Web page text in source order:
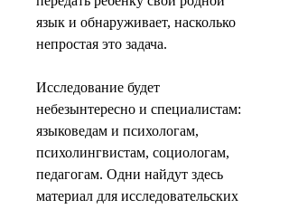
язык и обнаруживает, насколько
непростая это задача.
Исследование будет
небезынтересно и специалистам:
языковедам и психологам,
психолингвистам, социологам,
педагогам. Одни найдут здесь
материал для исследовательских